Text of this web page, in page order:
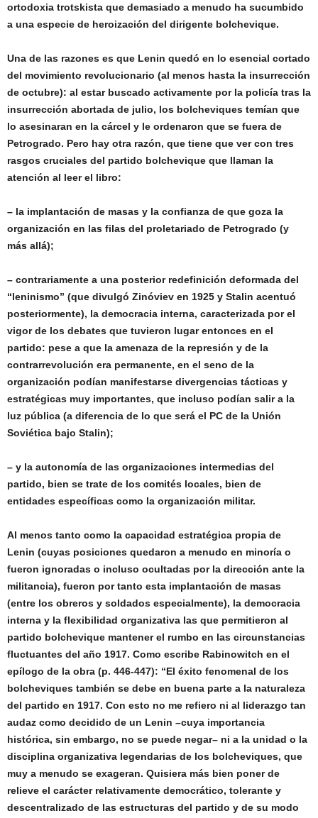
ortodoxia trotskista que demasiado a menudo ha sucumbido
a una especie de heroización del dirigente bolchevique.
Una de las razones es que Lenin quedó en lo esencial cortado
del movimiento revolucionario (al menos hasta la insurrección
de octubre): al estar buscado activamente por la policía tras la
insurrección abortada de julio, los bolcheviques temían que
lo asesinaran en la cárcel y le ordenaron que se fuera de
Petrogrado. Pero hay otra razón, que tiene que ver con tres
rasgos cruciales del partido bolchevique que llaman la
atención al leer el libro:
– la implantación de masas y la confianza de que goza la
organización en las filas del proletariado de Petrogrado (y
más allá);
– contrariamente a una posterior redefinición deformada del
“leninismo” (que divulgó Zinóviev en 1925 y Stalin acentuó
posteriormente), la democracia interna, caracterizada por el
vigor de los debates que tuvieron lugar entonces en el
partido: pese a que la amenaza de la represión y de la
contrarrevolución era permanente, en el seno de la
organización podían manifestarse divergencias tácticas y
estratégicas muy importantes, que incluso podían salir a la
luz pública (a diferencia de lo que será el PC de la Unión
Soviética bajo Stalin);
– y la autonomía de las organizaciones intermedias del
partido, bien se trate de los comités locales, bien de
entidades específicas como la organización militar.
Al menos tanto como la capacidad estratégica propia de
Lenin (cuyas posiciones quedaron a menudo en minoría o
fueron ignoradas o incluso ocultadas por la dirección ante la
militancia), fueron por tanto esta implantación de masas
(entre los obreros y soldados especialmente), la democracia
interna y la flexibilidad organizativa las que permitieron al
partido bolchevique mantener el rumbo en las circunstancias
fluctuantes del año 1917. Como escribe Rabinowitch en el
epílogo de la obra (p. 446-447): “El éxito fenomenal de los
bolcheviques también se debe en buena parte a la naturaleza
del partido en 1917. Con esto no me refiero ni al liderazgo tan
audaz como decidido de un Lenin –cuya importancia
histórica, sin embargo, no se puede negar– ni a la unidad o la
disciplina organizativa legendarias de los bolcheviques, que
muy a menudo se exageran. Quisiera más bien poner de
relieve el carácter relativamente democrático, tolerante y
descentralizado de las estructuras del partido y de su modo